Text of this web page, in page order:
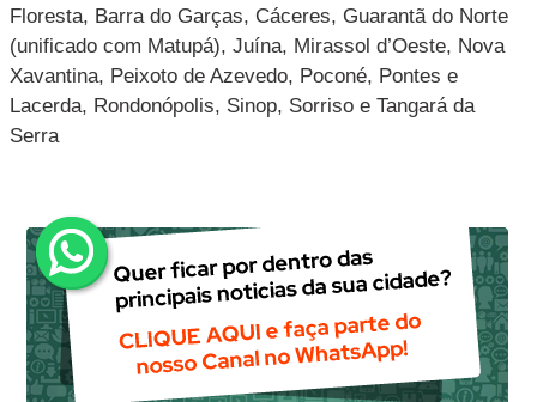
Floresta, Barra do Garças, Cáceres, Guarantã do Norte
(unificado com Matupá), Juína, Mirassol d’Oeste, Nova
Xavantina, Peixoto de Azevedo, Poconé, Pontes e
Lacerda, Rondonópolis, Sinop, Sorriso e Tangará da
Serra